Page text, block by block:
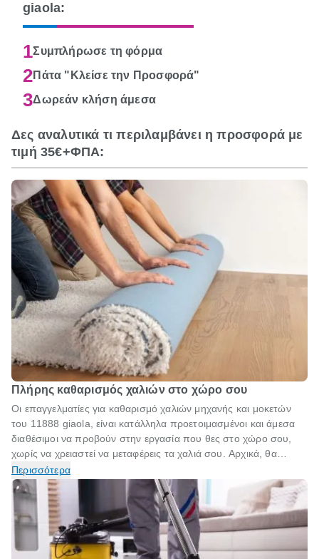
giaola:
1Συμπλήρωσε τη φόρμα
2Πάτα "Κλείσε την Προσφορά"
3Δωρεάν κλήση άμεσα
Δες αναλυτικά τι περιλαμβάνει η προσφορά με
τιμή 35€+ΦΠΑ:
Πλήρης καθαρισμός χαλιών στο χώρο σου
Οι επαγγελματίες για καθαρισμό χαλιών μηχανής και μοκετών
του 11888 giaola, είναι κατάλληλα προετοιμασμένοι και άμεσα
διαθέσιμοι να προβούν στην εργασία που θες στο χώρο σου,
χωρίς να χρειαστεί να μεταφέρεις τα χαλιά σου. Αρχικά, θα
ξεκινήσουν με πλύση - απόπλυση των χαλιών με ειδικό
μηχάνημα. Θα καθαρίσουν με οικολογικό και απόλυτα
αποτελεσματικό τρόπο τα χαλιά του σπιτιού σου, με εξαίρεση τα
χειροποίητα χαλιά. Η προσφορά ισχύει για χαλιά έκτασης 10 m².
Βέβαια, μπορείς να κλείσεις την προσφορά και για περισσότερα
τετραγωνικά, με επιπλέον κόστος 3,5€+ΦΠΑ/τ.μ. Επιλέγοντας
Περισσότερα